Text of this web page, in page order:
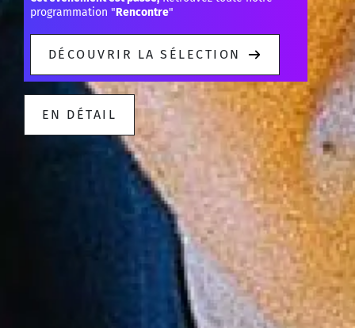
programmation "Rencontre"
DÉCOUVRIR LA SÉLECTION
EN DÉTAIL